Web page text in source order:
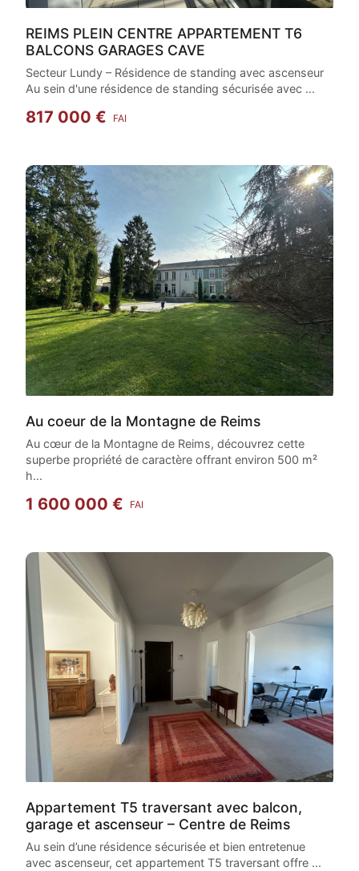
REIMS PLEIN CENTRE APPARTEMENT T6
BALCONS GARAGES CAVE
Secteur Lundy – Résidence de standing avec ascenseur
Au sein d'une résidence de standing sécurisée avec ...
817 000 € FAI
Au coeur de la Montagne de Reims
Au cœur de la Montagne de Reims, découvrez cette
superbe propriété de caractère offrant environ 500 m²
h...
1 600 000 € FAI
Appartement T5 traversant avec balcon,
garage et ascenseur – Centre de Reims
Au sein d’une résidence sécurisée et bien entretenue
avec ascenseur, cet appartement T5 traversant offre ...